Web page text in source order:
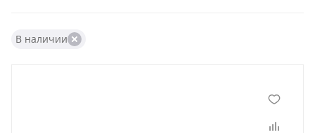
В наличии